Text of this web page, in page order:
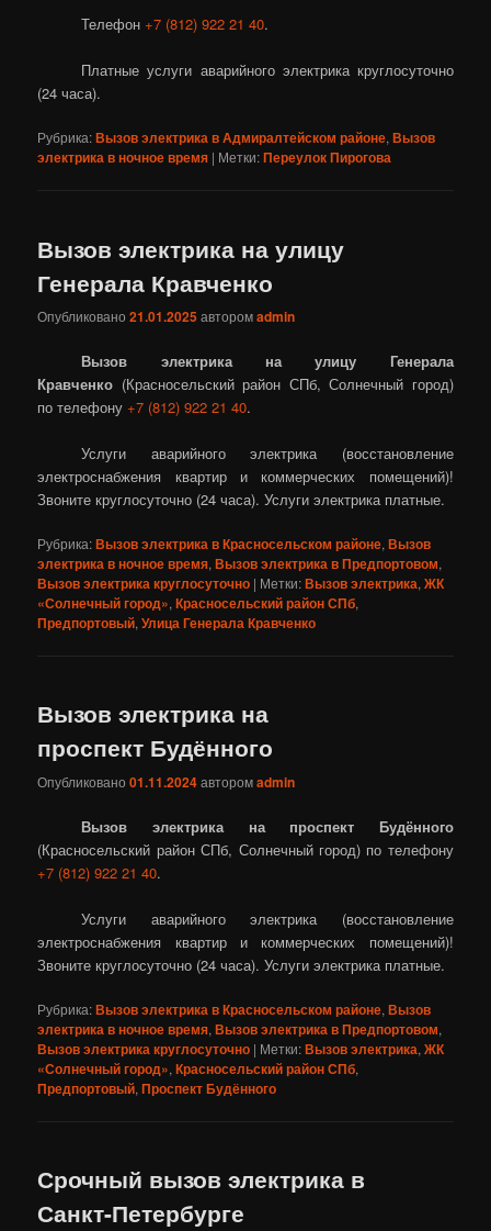
Телефон +7 (812) 922 21 40.
Платные услуги аварийного электрика круглосуточно
(24 часа).
Рубрика:Вызов электрика в Адмиралтейском районе,Вызов
электрика в ночное время | Метки:Переулок Пирогова
Вызов электрика на улицу
Генерала Кравченко
Опубликовано21.01.2025авторомadmin
Вызов электрика на улицу Генерала
Кравченко (Красносельский район СПб, Солнечный город)
по телефону +7 (812) 922 21 40.
Услуги аварийного электрика (восстановление
электроснабжения квартир и коммерческих помещений)!
Звоните круглосуточно (24 часа). Услуги электрика платные.
Рубрика:Вызов электрика в Красносельском районе,Вызов
электрика в ночное время,Вызов электрика в Предпортовом,
Вызов электрика круглосуточно | Метки:Вызов электрика,ЖК
«Солнечный город»,Красносельский район СПб,
Предпортовый,Улица Генерала Кравченко
Вызов электрика на
проспект Будённого
Опубликовано01.11.2024авторомadmin
Вызов электрика на проспект Будённого
(Красносельский район СПб, Солнечный город) по телефону
+7 (812) 922 21 40.
Услуги аварийного электрика (восстановление
электроснабжения квартир и коммерческих помещений)!
Звоните круглосуточно (24 часа). Услуги электрика платные.
Рубрика:Вызов электрика в Красносельском районе,Вызов
электрика в ночное время,Вызов электрика в Предпортовом,
Вызов электрика круглосуточно | Метки:Вызов электрика,ЖК
«Солнечный город»,Красносельский район СПб,
Предпортовый,Проспект Будённого
Срочный вызов электрика в
Санкт-Петербурге